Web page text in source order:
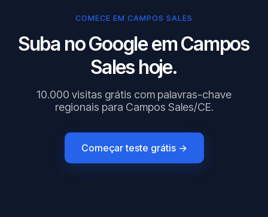
COMECE EM CAMPOS SALES
Suba no Google em Campos
Sales hoje.
10.000 visitas grátis com palavras-chave
regionais para Campos Sales/CE.
Começar teste grátis →